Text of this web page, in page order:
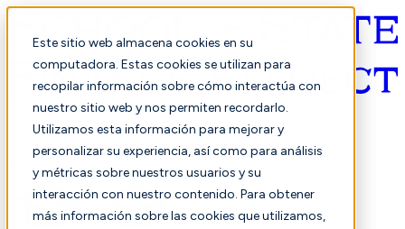
Este sitio web almacena cookies en su
computadora. Estas cookies se utilizan para
recopilar información sobre cómo interactúa con
nuestro sitio web y nos permiten recordarlo.
Utilizamos esta información para mejorar y
personalizar su experiencia, así como para análisis
y métricas sobre nuestros usuarios y su
interacción con nuestro contenido. Para obtener
más información sobre las cookies que utilizamos,
Español